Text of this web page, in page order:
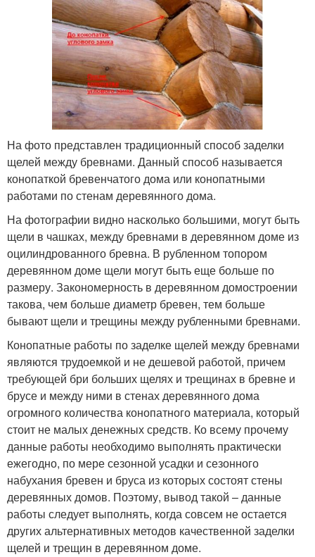
На фото представлен традиционный способ заделки
щелей между бревнами. Данный способ называется
конопаткой бревенчатого дома или конопатными
работами по стенам деревянного дома.
На фотографии видно насколько большими, могут быть
щели в чашках, между бревнами в деревянном доме из
оцилиндрованного бревна. В рубленном топором
деревянном доме щели могут быть еще больше по
размеру. Закономерность в деревянном домостроении
такова, чем больше диаметр бревен, тем больше
бывают щели и трещины между рубленными бревнами.
Конопатные работы по заделке щелей между бревнами
являются трудоемкой и не дешевой работой, причем
требующей бри больших щелях и трещинах в бревне и
брусе и между ними в стенах деревянного дома
огромного количества конопатного материала, который
стоит не малых денежных средств. Ко всему прочему
данные работы необходимо выполнять практически
ежегодно, по мере сезонной усадки и сезонного
набухания бревен и бруса из которых состоят стены
деревянных домов. Поэтому, вывод такой – данные
работы следует выполнять, когда совсем не остается
других альтернативных методов качественной заделки
щелей и трещин в деревянном доме.